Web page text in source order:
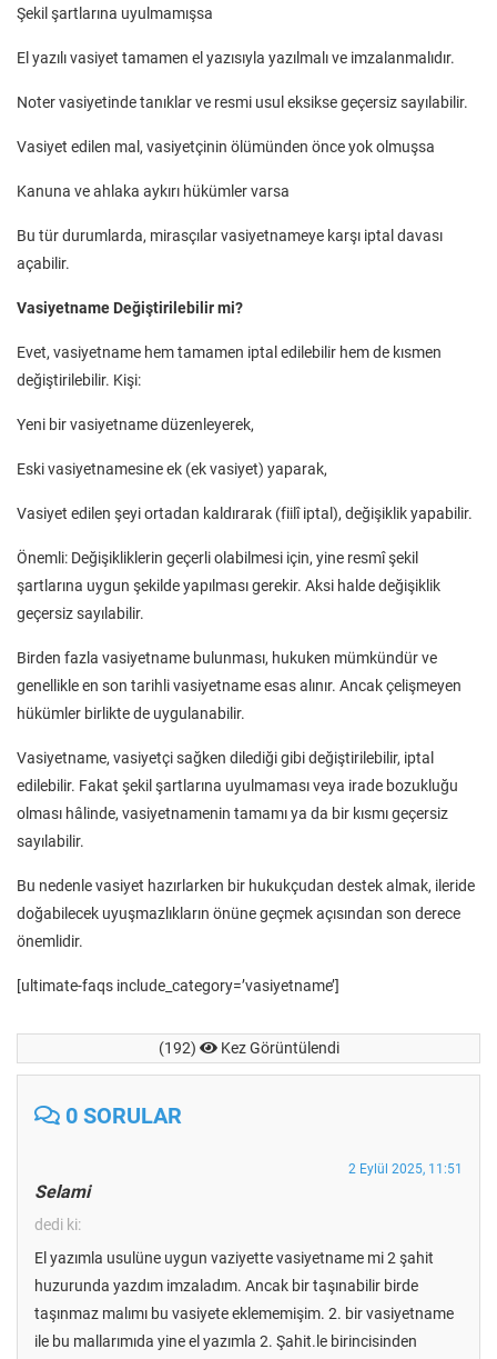
Şekil şartlarına uyulmamışsa
El yazılı vasiyet tamamen el yazısıyla yazılmalı ve imzalanmalıdır.
Noter vasiyetinde tanıklar ve resmi usul eksikse geçersiz sayılabilir.
Vasiyet edilen mal, vasiyetçinin ölümünden önce yok olmuşsa
Kanuna ve ahlaka aykırı hükümler varsa
Bu tür durumlarda, mirasçılar vasiyetnameye karşı iptal davası
açabilir.
Vasiyetname Değiştirilebilir mi?
Evet, vasiyetname hem tamamen iptal edilebilir hem de kısmen
değiştirilebilir. Kişi:
Yeni bir vasiyetname düzenleyerek,
Eski vasiyetnamesine ek (ek vasiyet) yaparak,
Vasiyet edilen şeyi ortadan kaldırarak (fiilî iptal), değişiklik yapabilir.
Önemli: Değişikliklerin geçerli olabilmesi için, yine resmî şekil
şartlarına uygun şekilde yapılması gerekir. Aksi halde değişiklik
geçersiz sayılabilir.
Birden fazla vasiyetname bulunması, hukuken mümkündür ve
genellikle en son tarihli vasiyetname esas alınır. Ancak çelişmeyen
hükümler birlikte de uygulanabilir.
Vasiyetname, vasiyetçi sağken dilediği gibi değiştirilebilir, iptal
edilebilir. Fakat şekil şartlarına uyulmaması veya irade bozukluğu
olması hâlinde, vasiyetnamenin tamamı ya da bir kısmı geçersiz
sayılabilir.
Bu nedenle vasiyet hazırlarken bir hukukçudan destek almak, ileride
doğabilecek uyuşmazlıkların önüne geçmek açısından son derece
önemlidir.
[ultimate-faqs include_category=’vasiyetname’]
(192) Kez Görüntülendi
0 SORULAR
Selami
dedi ki:
2 Eylül 2025, 11:51
El yazımla usulüne uygun vaziyette vasiyetname mi 2 şahit
huzurunda yazdım imzaladım. Ancak bir taşınabilir birde
taşınmaz malımı bu vasiyete eklememişim. 2. bir vasiyetname
ile bu mallarımıda yine el yazımla 2. Şahit.le birincisinden